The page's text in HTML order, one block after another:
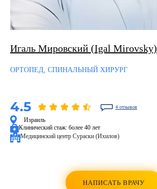
Игаль Мировский (Igal Mirovsky)
ОРТОПЕД, СПИНАЛЬНЫЙ ХИРУРГ
4.5 4 отзывов
Израиль
Клинический стаж: более 40 лет
Медицинский центр Сураски (Ихилов)
НАПИСАТЬ ВРАЧУ